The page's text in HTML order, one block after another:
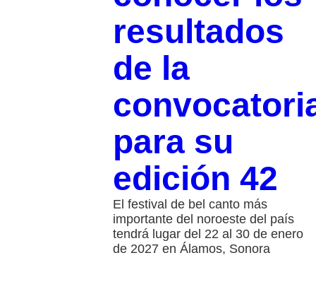
resultados
de la
para su
edición 42
El festival de bel canto más
importante del noroeste del país
tendrá lugar del 22 al 30 de enero
de 2027 en Álamos, Sonora